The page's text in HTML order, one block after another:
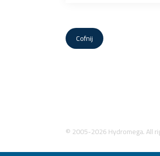
Cofnij
© 2005-2026 Hydromega. All